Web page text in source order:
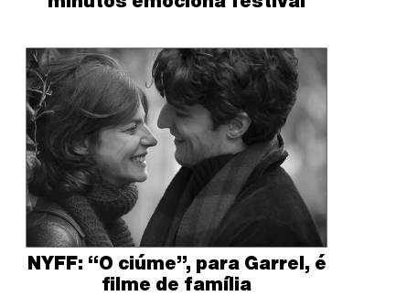
NYFF: “O ciúme”, para Garrel, é
filme de família